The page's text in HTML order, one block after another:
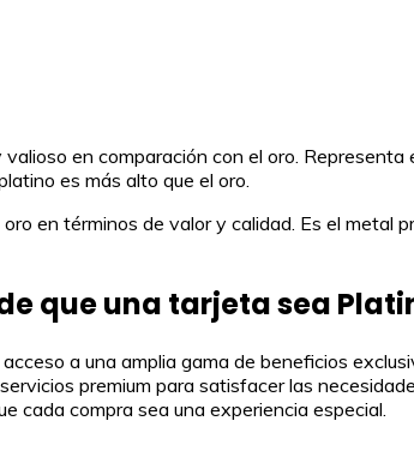
en comparación con el oro.
es más alto que el oro.
en términos de valor y calidad. Es el
que una tarjeta sea
a una amplia gama de beneficios
premium para satisfacer las
cada compra sea una experiencia especial.